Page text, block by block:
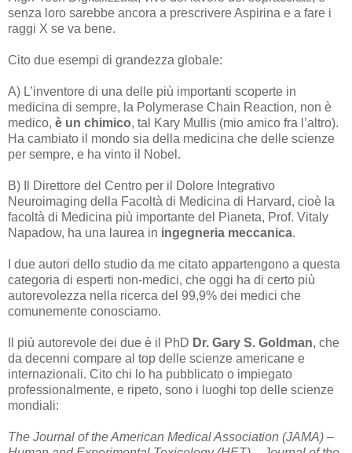
senza loro sarebbe ancora a prescrivere Aspirina e a fare i
raggi X se va bene.
Cito due esempi di grandezza globale:
A) L’inventore di una delle più importanti scoperte in
medicina di sempre, la Polymerase Chain Reaction, non è
medico, è un chimico, tal Kary Mullis (mio amico fra l’altro).
Ha cambiato il mondo sia della medicina che delle scienze
per sempre, e ha vinto il Nobel.
B) Il Direttore del Centro per il Dolore Integrativo
Neuroimaging della Facoltà di Medicina di Harvard, cioè la
facoltà di Medicina più importante del Pianeta, Prof. Vitaly
Napadow, ha una laurea in ingegneria meccanica.
I due autori dello studio da me citato appartengono a questa
categoria di esperti non-medici, che oggi ha di certo più
autorevolezza nella ricerca del 99,9% dei medici che
comunemente conosciamo.
Il più autorevole dei due è il PhD Dr. Gary S. Goldman, che
da decenni compare al top delle scienze americane e
internazionali. Cito chi lo ha pubblicato o impiegato
professionalmente, e ripeto, sono i luoghi top delle scienze
mondiali:
The Journal of the American Medical Association (JAMA) –